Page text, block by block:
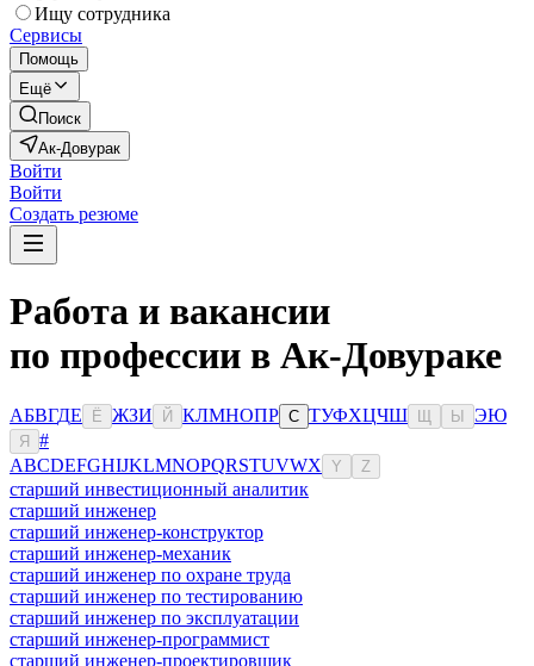
Ищу сотрудника
Сервисы
Помощь
Ещё
Поиск
Ак-Довурак
Войти
Войти
Создать резюме
Работа и вакансии
по профессии в Ак-Довураке
АБВГДЕ Ё ЖЗИ Й КЛМНОПР С ТУФХЦЧШ Ы ЭЮ
Я
#
ABCDEFGHIJKLMNOPQRSTUVWX Y Z
старший инвестиционный аналитик
старший инженер
старший инженер-конструктор
старший инженер-механик
старший инженер по охране труда
старший инженер по тестированию
старший инженер по эксплуатации
старший инженер-программист
старший инженер-проектировщик